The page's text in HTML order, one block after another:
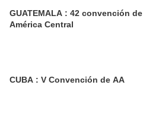
GUATEMALA : 42 convención de
América Central
CUBA : V Convención de AA